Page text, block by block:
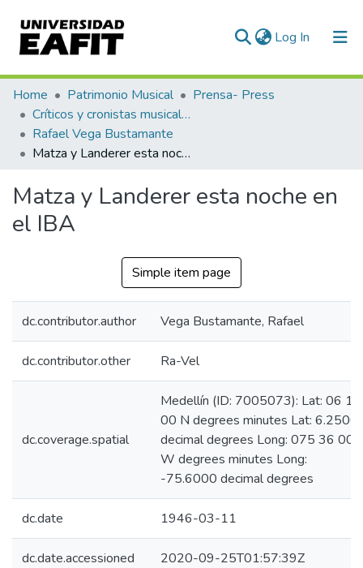
Log In (current)
Communities & Collections
All of DSpace
Statistics
Home Patrimonio Musical
Prensa- Press
Críticos y cronistas musicales
Rafael Vega Bustamante
Matza y Landerer esta noche en el IBA
Matza y Landerer esta noche en
el IBA
Simple item page
dc.contributor.author Vega Bustamante, Rafael
dc.contributor.other Ra-Vel
dc.coverage.spatial
Medellín (ID: 7005073): Lat: 06 15
00 N degrees minutes Lat: 6.2500
decimal degrees Long: 075 36 00
W degrees minutes Long:
-75.6000 decimal degrees
dc.date 1946-03-11
dc.date.accessioned 2020-09-25T01:57:39Z